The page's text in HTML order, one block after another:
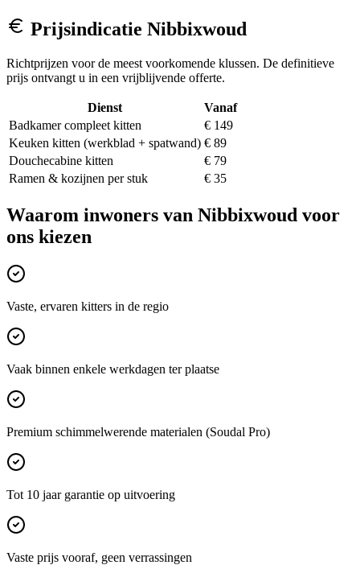
Prijsindicatie Nibbixwoud
Richtprijzen voor de meest voorkomende klussen. De definitieve
prijs ontvangt u in een vrijblijvende offerte.
Dienst
Vanaf
Badkamer compleet kitten
€ 149
Keuken kitten (werkblad + spatwand) € 89
Douchecabine kitten
€ 79
Ramen & kozijnen per stuk
€ 35
Waarom inwoners van Nibbixwoud voor
ons kiezen
Vaste, ervaren kitters in de regio
Vaak binnen enkele werkdagen ter plaatse
Premium schimmelwerende materialen (Soudal Pro)
Tot 10 jaar garantie op uitvoering
Vaste prijs vooraf, geen verrassingen